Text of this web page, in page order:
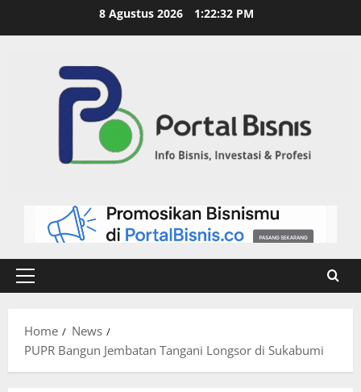
8 Agustus 2026 1:22:32 PM
Home
News
PUPR Bangun Jembatan Tangani Longsor di Sukabumi